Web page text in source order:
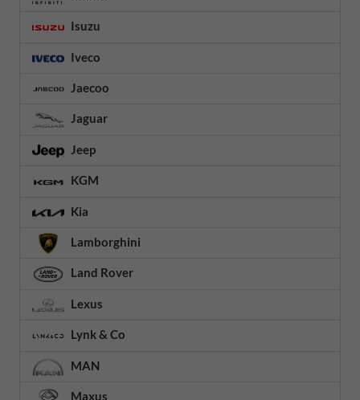
Isuzu
Iveco
Jaecoo
Jaguar
Jeep
KGM
Kia
Lamborghini
Land Rover
Lexus
Lynk & Co
MAN
Maxus